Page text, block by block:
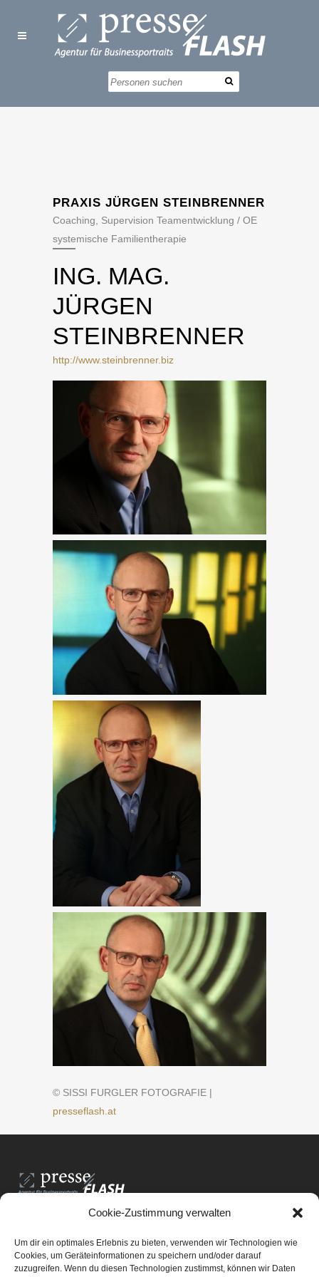
Cookie-Zustimmung verwalten
Um dir ein optimales Erlebnis zu bieten, verwenden wir Technologien wie
Cookies, um Geräteinformationen zu speichern und/oder darauf
zuzugreifen. Wenn du diesen Technologien zustimmst, können wir Daten
PRAXIS JÜRGEN STEINBRENNER
Coaching, Supervision Teamentwicklung / OE
systemische Familientherapie
ING. MAG.
JÜRGEN
STEINBRENNER
http://www.steinbrenner.biz
© SISSI FURGLER FOTOGRAFIE |
presseflash.at
PresseFlash e.U.
8061 St. Radegund bei Graz
E-Mail-Adresse:office@presseflash.at